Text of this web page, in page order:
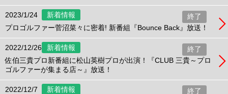
2023/1/24 新着情報
終了
プロゴルファー菅沼菜々に密着! 新番組『Bounce Back』放送！
2022/12/26 新着情報
終了
佐伯三貴プロ新番組に松山英樹プロが出演！『CLUB 三貴～プロ
ゴルファーが集まる店～』放送！
2022/12/7 新着情報
終了